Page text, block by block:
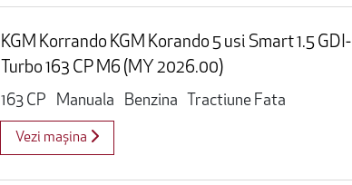
KGM Korrando KGM Korando 5 usi Smart 1.5 GDI-
Turbo 163 CP M6 (MY 2026.00)
163 CP
Manuala Benzina Tractiune Fata
Vezi mașina